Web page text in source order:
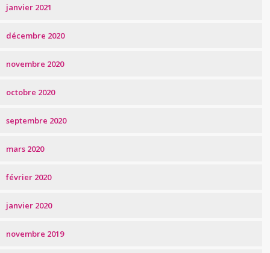
janvier 2021
décembre 2020
novembre 2020
octobre 2020
septembre 2020
mars 2020
février 2020
janvier 2020
novembre 2019